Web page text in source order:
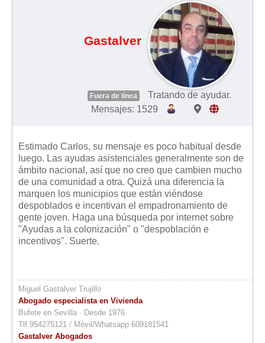
Gastalver
Fuera de línea
Tratando de ayudar.
Mensajes: 1529
Estimado Carlos, su mensaje es poco habitual desde
luego. Las ayudas asistenciales generalmente son de
ámbito nacional, así que no creo que cambien mucho
de una comunidad a otra. Quizá una diferencia la
marquen los municipios que están viéndose
despoblados e incentivan el empadronamiento de
gente joven. Haga una búsqueda por internet sobre
"Ayudas a la colonización" o "despoblación e
incentivos". Suerte.
Miguel Gastalver Trujillo
Abogado especialista en Vivienda
Bufete en Sevilla · Desde 1976
Tlf.954275121 / Móvil/Whatsapp 609181541
Gastalver Abogados